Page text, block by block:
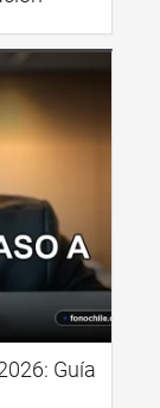
Guía